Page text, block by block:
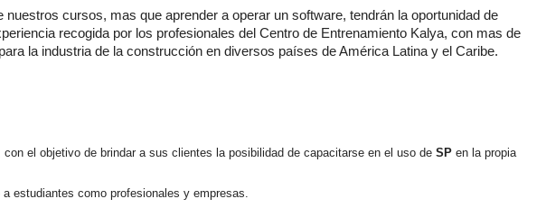
nuestros cursos, mas que aprender a operar un software, tendrán la oportunidad de
recogida por los profesionales del Centro de Entrenamiento Kalya, con mas de
la industria de la construcción en diversos países de América Latina y el Caribe.
el objetivo de brindar a sus clientes la posibilidad de capacitarse en el uso de SP en la propia
estudiantes como profesionales y empresas.